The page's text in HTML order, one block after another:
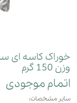
خوراک کاسه ای
وزن 150 گرم
اتمام موجودی
سایر مشخصات: